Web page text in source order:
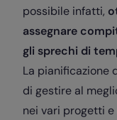
possibile infatti,
assegnare
gli sprechi di
La pianificazione
di gestire al
nei vari progetti